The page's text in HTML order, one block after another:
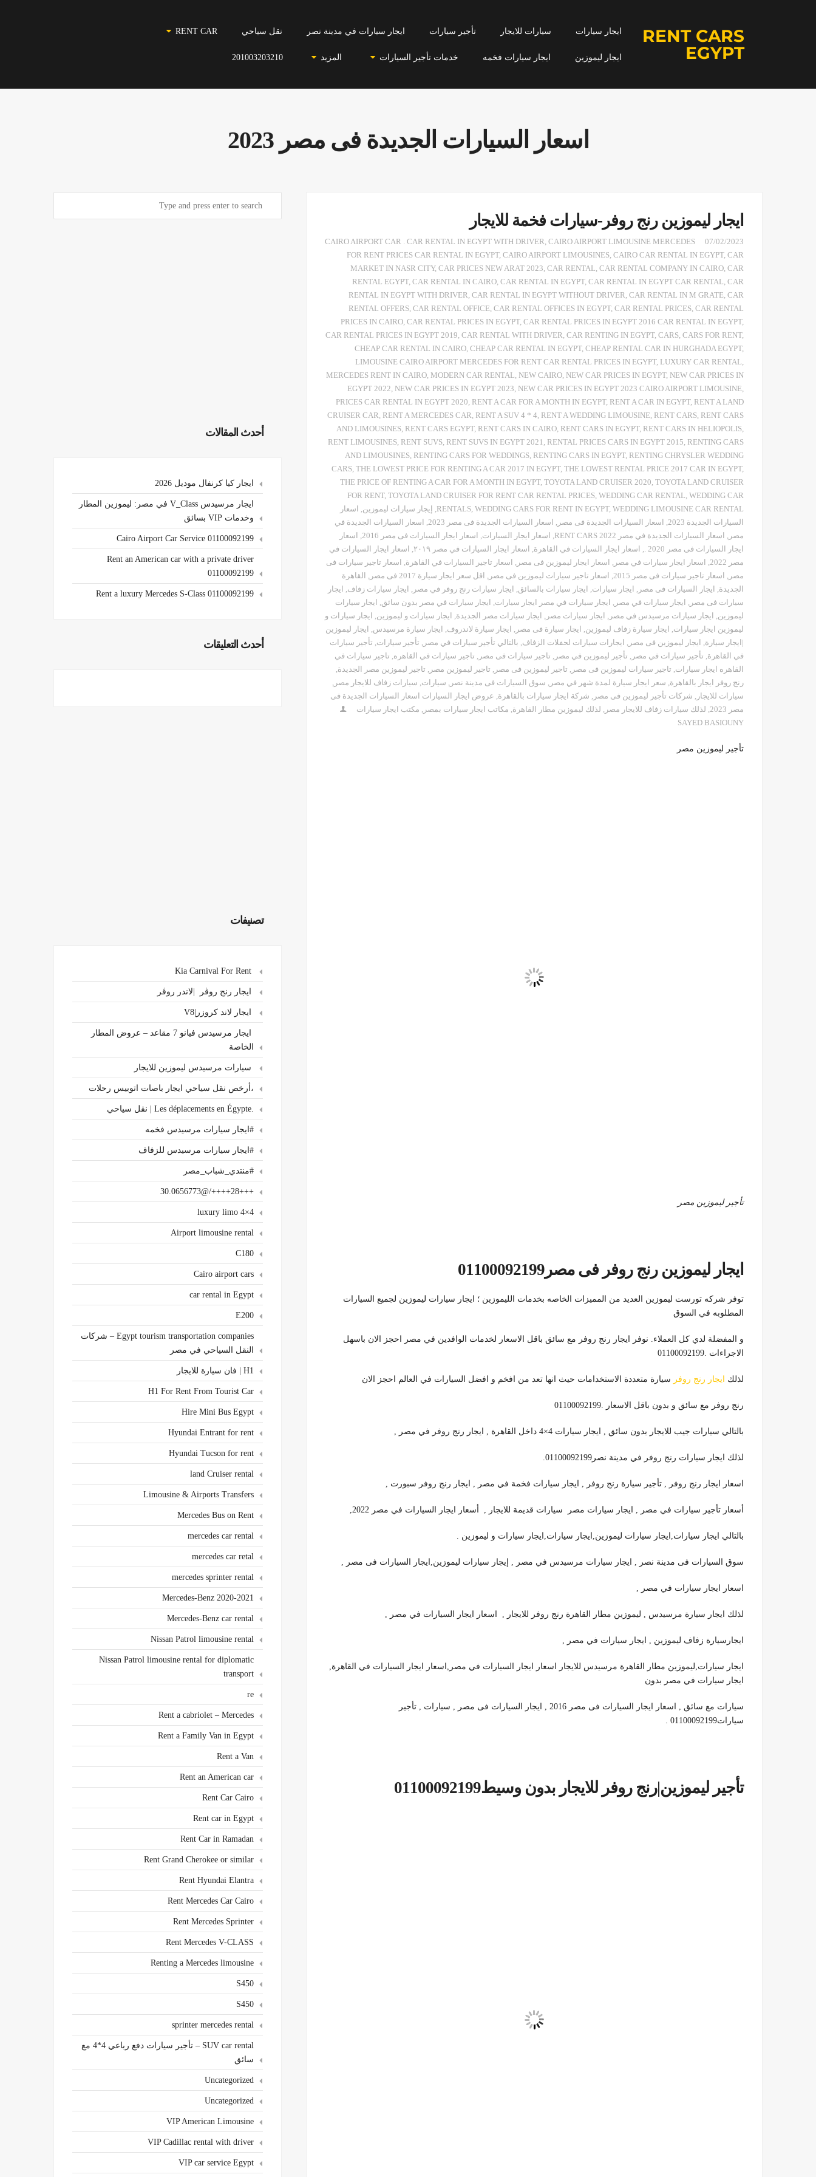
RENT CARS
EGYPT
ايجار سيارات سيارات للايجار تأجير سيارات ايجار سيارات في مدينة نصر نقل سياحي RENT CAR
ايجار ليموزين ايجار سيارات فخمه خدمات تأجير السيارات المزيد 201003203210
اسعار السيارات الجديدة فى مصر 2023
ايجار ليموزين رنج روفر-سيارات فخمة للايجار
07/02/2023
CAIRO AIRPORT CAR . CAR RENTAL IN EGYPT WITH DRIVER, CAIRO AIRPORT LIMOUSINE MERCEDES
FOR RENT PRICES CAR RENTAL IN EGYPT, CAIRO AIRPORT LIMOUSINES, CAIRO CAR RENTAL IN EGYPT, CAR
MARKET IN NASR CITY, CAR PRICES NEW ARAT 2023, CAR RENTAL, CAR RENTAL COMPANY IN CAIRO, CAR
RENTAL EGYPT, CAR RENTAL IN CAIRO, CAR RENTAL IN EGYPT, CAR RENTAL IN EGYPT CAR RENTAL, CAR
RENTAL IN EGYPT WITH DRIVER, CAR RENTAL IN EGYPT WITHOUT DRIVER, CAR RENTAL IN M GRATE, CAR
RENTAL OFFERS, CAR RENTAL OFFICE, CAR RENTAL OFFICES IN EGYPT, CAR RENTAL PRICES, CAR RENTAL
PRICES IN CAIRO, CAR RENTAL PRICES IN EGYPT, CAR RENTAL PRICES IN EGYPT 2016 CAR RENTAL IN EGYPT,
CAR RENTAL PRICES IN EGYPT 2019, CAR RENTAL WITH DRIVER, CAR RENTING IN EGYPT, CARS, CARS FOR RENT,
CHEAP CAR RENTAL IN CAIRO, CHEAP CAR RENTAL IN EGYPT, CHEAP RENTAL CAR IN HURGHADA EGYPT,
LIMOUSINE CAIRO AIRPORT MERCEDES FOR RENT CAR RENTAL PRICES IN EGYPT, LUXURY CAR RENTAL,
MERCEDES RENT IN CAIRO, MODERN CAR RENTAL, NEW CAIRO, NEW CAR PRICES IN EGYPT, NEW CAR PRICES IN
EGYPT 2022, NEW CAR PRICES IN EGYPT 2023, NEW CAR PRICES IN EGYPT 2023 CAIRO AIRPORT LIMOUSINE,
PRICES CAR RENTAL IN EGYPT 2020, RENT A CAR FOR A MONTH IN EGYPT, RENT A CAR IN EGYPT, RENT A LAND
CRUISER CAR, RENT A MERCEDES CAR, RENT A SUV 4 * 4, RENT A WEDDING LIMOUSINE, RENT CARS, RENT CARS
AND LIMOUSINES, RENT CARS EGYPT, RENT CARS IN CAIRO, RENT CARS IN EGYPT, RENT CARS IN HELIOPOLIS,
RENT LIMOUSINES, RENT SUVS, RENT SUVS IN EGYPT 2021, RENTAL PRICES CARS IN EGYPT 2015, RENTING CARS
AND LIMOUSINES, RENTING CARS FOR WEDDINGS, RENTING CARS IN EGYPT, RENTING CHRYSLER WEDDING
CARS, THE LOWEST PRICE FOR RENTING A CAR 2017 IN EGYPT, THE LOWEST RENTAL PRICE 2017 CAR IN EGYPT,
THE PRICE OF RENTING A CAR FOR A MONTH IN EGYPT, TOYOTA LAND CRUISER 2020, TOYOTA LAND CRUISER
FOR RENT, TOYOTA LAND CRUISER FOR RENT CAR RENTAL PRICES, WEDDING CAR RENTAL, WEDDING CAR
RENTALS, WEDDING CARS FOR RENT IN EGYPT, WEDDING LIMOUSINE CAR RENTAL
, إيجار سيارات ليموزين, اسعار
السيارات الجديدة 2023
, اسعار السيارات الجديدة فى مصر , اسعار السيارات الجديدة فى مصر 2023 , اسعار السيارات الجديدة في
مصر , اسعار السيارات الجديدة في مصر 2022 RENT CARS , اسعار ايجار السيارات, اسعار ايجار السيارات فى مصر 2016 , اسعار
ايجار السيارات فى مصر 2020 .
, اسعار ايجار السيارات في القاهرة, اسعار ايجار السيارات في مصر ٢٠١٩ , اسعار ايجار السيارات في
مصر 2022
, اسعار ايجار سيارات في مصر , اسعار ايجار ليموزين فى مصر , اسعار تاجير السيارات في القاهرة, اسعار تاجير سيارات فى
مصر , اسعار تاجير سيارات فى مصر 2015 , اسعار تاجير سيارات ليموزين فى مصر , اقل سعر ايجار سيارة 2017 فى مصر , القاهرة
الجديدة, ايجار السيارات فى مصر , ايجار سيارات, ايجار سيارات بالسائق, ايجار سيارات رنج روفر في مصر , ايجار سيارات زفاف, ايجار
سيارات فى مصر , ايجار سيارات في مصر , ايجار سيارات في مصر ايجار سيارات, ايجار سيارات في مصر بدون سائق, ايجار سيارات
ليموزين, ايجار سيارات مرسيدس في مصر , ايجار سيارات مصر , ايجار سيارات مصر الجديدة, ايجار سيارات و ليموزين, ايجار سيارات و
ليموزين ايجار سيارات, ايجار سيارة زفاف ليموزين, ايجار سيارة فى مصر , ايجار سيارة لاندروف, ايجار سيارة مرسيدس, ايجار ليموزين
|ايجار سيارة, ايجار ليموزين فى مصر , ايجارات سيارات لحفلات الزفاف, بالتالي تأجير سيارات في مصر , تأجير سيارات, تأجير سيارات
في القاهرة, تأجير سيارات في مصر , تأجير ليموزين في مصر , تاجير سيارات فى مصر , تاجير سيارات في القاهره, تاجير سيارات في
القاهره ايجار سيارات, تاجير سيارات ليموزين فى مصر , تاجير ليموزين فى مصر , تاجير ليموزين مصر , تاجير ليموزين مصر الجديدة,
رنج روفر ايجار بالقاهرة, سعر ايجار سيارة لمدة شهر في مصر , سوق السيارات فى مدينة نصر , سيارات, سيارات زفاف للايجار مصر ,
سيارات للايجار , شركات تأجير ليموزين فى مصر , شركة ايجار سيارات بالقاهرة, عروض ايجار السيارات اسعار السيارات الجديدة فى
مصر 2023
, لذلك سيارات زفاف للايجار مصر , لذلك ليموزين مطار القاهرة, مكاتب ايجار سيارات بمصر , مكتب ايجار سيارات
SAYED BASIOUNY
تأجير ليموزين مصر
تأجير ليموزين مصر
ايجار ليموزين رنج روفر فى مصر01100092199
توفر شركه تورست ليموزين العديد من المميزات الخاصه بخدمات الليموزين ؛ ايجار سيارات ليموزين لجميع السيارات
المطلوبه في السوق
و المفضلة لدي كل العملاء. نوفر ايجار رنج روفر مع سائق باقل الاسعار لخدمات الوافدين في مصر احجز الان باسهل
الاجراءات .01100092199
لذلك ايجار رنج روفر سيارة متعددة الاستخدامات حيث انها تعد من افخم و افضل السيارات في العالم احجز الان
رنج روفر مع سائق و بدون باقل الاسعار .01100092199
بالتالي سيارات جيب للايجار بدون سائق , ايجار سيارات 4×4 داخل القاهرة , ايجار رنج روفر في مصر ,
لذلك ايجار سيارات رنج روفر في مدينة نصر01100092199.
اسعار ايجار رنج روفر , تأجير سيارة رنج روفر , ايجار سيارات فخمة في مصر , ايجار رنج روفر سبورت ,
أسعار تأجير سيارات في مصر , ايجار سيارات مصر سيارات قديمة للايجار , أسعار ايجار السيارات في مصر 2022,
بالتالي ايجار سيارات,ايجار سيارات ليموزين,ايجار سيارات,ايجار سيارات و ليموزين .
سوق السيارات فى مدينة نصر , ايجار سيارات مرسيدس في مصر , إيجار سيارات ليموزين,ايجار السيارات فى مصر ,
اسعار ايجار سيارات في مصر ,
لذلك ايجار سيارة مرسيدس , ليموزين مطار القاهرة رنج روفر للايجار , اسعار ايجار السيارات في مصر ,
ايجارسيارة زفاف ليموزين , ايجار سيارات في مصر ,
ايجار سيارات,ليموزين مطار القاهرة مرسيدس للايجار اسعار ايجار السيارات في مصر,اسعار ايجار السيارات في القاهرة,
ايجار سيارات في مصر بدون
سيارات مع سائق , اسعار ايجار السيارات فى مصر 2016 , ايجار السيارات فى مصر , سيارات , تأجير
سيارات01100092199 .
تأجير ليموزين|رنج روفر للايجار بدون وسيط01100092199
أحدث المقالات
ايجار كيا كرنفال موديل 2026
ايجار مرسيدس V_Class في مصر: ليموزين المطار
وخدمات VIP بسائق
Cairo Airport Car Service 01100092199
Rent an American car with a private driver
01100092199
Rent a luxury Mercedes S-Class 01100092199
أحدث التعليقات
تصنيفات
ايجار رنج روڤر |لاندر روڤر
ايجار لاند كروزر|V8
ايجار مرسيدس فيانو 7 مقاعد – عروض المطار
الخاصة
سيارات مرسيدس ليموزين للايجار
،أرخص نقل سياحي ايجار باصات اتوبيس رحلات
.Les déplacements en Égypte | نقل سياحي
#ايجار سيارات مرسيدس فخمه
#ايجار سيارات مرسيدس للزفاف
#منتدي_شباب_مصر
+++28++++/@30.0656773
4×4 luxury limo
Airport limousine rental
C180
Cairo airport cars
car rental in Egypt
E200
Egypt tourism transportation companies – شركات
النقل السياحي في مصر
H1 | فان سيارة للايجار
H1 For Rent From Tourist Car
Hire Mini Bus Egypt
Hyundai Entrant for rent
Hyundai Tucson for rent
land Cruiser rental
Limousine & Airports Transfers
Mercedes Bus on Rent
mercedes car rental
mercedes car retal
mercedes sprinter rental
Mercedes-Benz 2020-2021
Mercedes-Benz car rental
Nissan Patrol limousine rental
Nissan Patrol limousine rental for diplomatic
transport
re
Rent a cabriolet – Mercedes
Rent a Family Van in Egypt
Rent a Van
Rent an American car
Rent Car Cairo
Rent car in Egypt
Rent Car in Ramadan
Rent Grand Cherokee or similar
Rent Hyundai Elantra
Rent Mercedes Car Cairo
Rent Mercedes Sprinter
Rent Mercedes V-CLASS
Renting a Mercedes limousine
S450
S450
sprinter mercedes rental
SUV car rental – تأجير سيارات دفع رباعي 4*4 مع
سائق
Uncategorized
Uncategorized
VIP American Limousine
VIP Cadillac rental with driver
VIP car service Egypt